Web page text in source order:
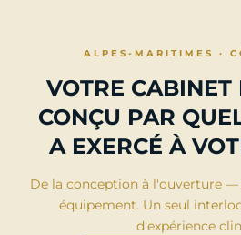
ALPES-MARITIMES ·
VOTRE CABINET
CONÇU PAR
A EXERCÉ À
De la conception à l'ouverture —
équipement. Un seul
d'expérience